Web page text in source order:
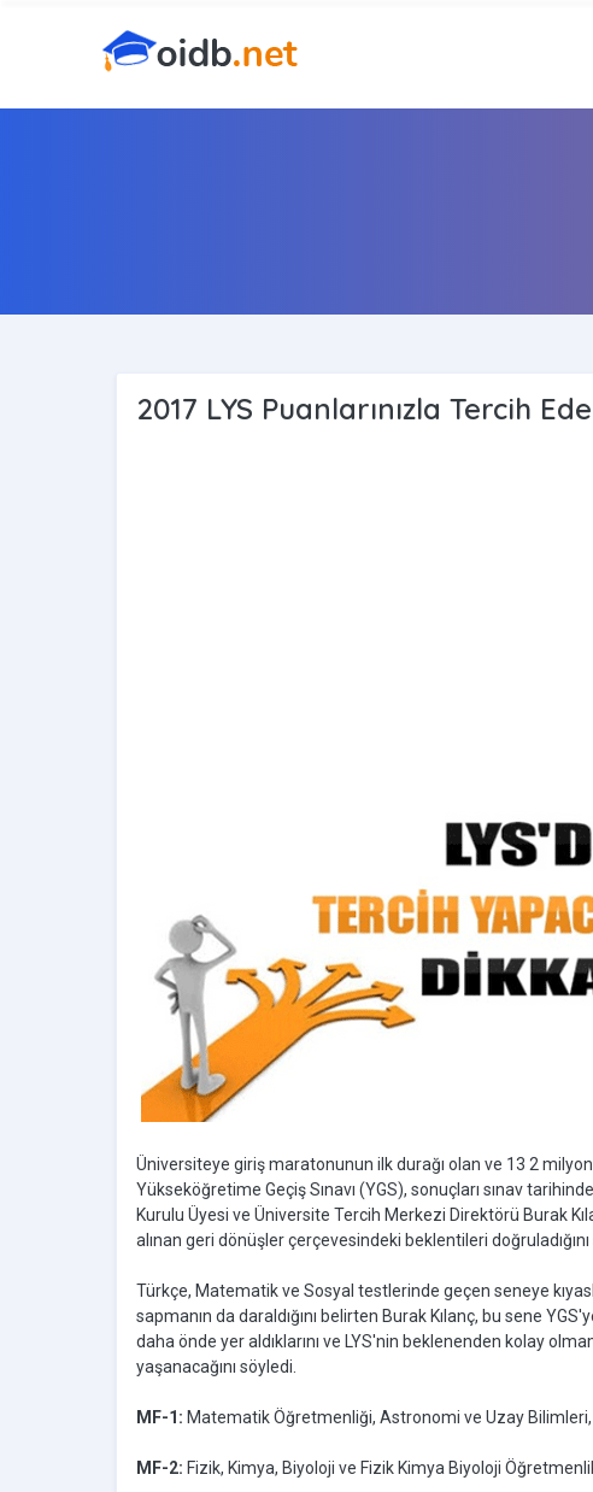
2017 LYS Puanlarınızla Tercih
Üniversiteye giriş maratonunun ilk durağı olan ve 13 2 milyon
Yükseköğretime Geçiş Sınavı (YGS), sonuçları sınav
Kurulu Üyesi ve Üniversite Tercih Merkezi Direktörü Burak
alınan geri dönüşler çerçevesindeki beklentileri doğruladığını
Türkçe, Matematik ve Sosyal testlerinde geçen seneye
sapmanın da daraldığını belirten Burak Kılanç, bu sene
daha önde yer aldıklarını ve LYS'nin beklenenden kolay
yaşanacağını söyledi.
MF-1: Matematik Öğretmenliği, Astronomi ve Uzay
MF-2: Fizik, Kimya, Biyoloji ve Fizik Kimya Biyoloji